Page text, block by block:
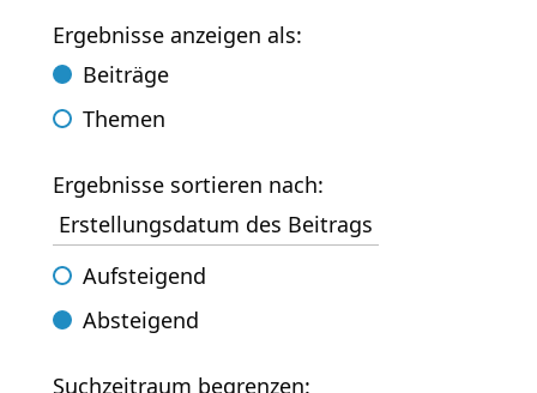
Ergebnisse anzeigen als:
Beiträge
Themen
Ergebnisse sortieren nach:
Aufsteigend
Absteigend
Suchzeitraum begrenzen: